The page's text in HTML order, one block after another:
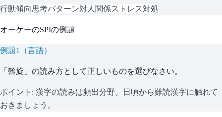
行動傾向思考パターン対人関係ストレス対処
オーケーのSPIの例題
例題1 （言語）
「斡旋」の読み方として正しいものを選びなさい。
ポイント: 漢字の読みは頻出分野。日頃から難読漢字に触れて
おきましょう。